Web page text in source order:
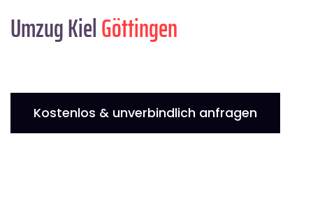
Umzug KielGöttingen
Kostenlos & unverbindlich anfragen